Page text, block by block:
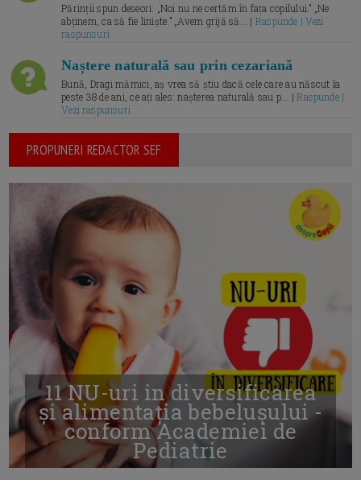
Părinții spun deseori: „Noi nu ne certăm în fața copilului.” „Ne
abținem, ca să fie liniște.” „Avem grijă să... | Raspunde | Vezi
raspunsuri
Naștere naturală sau prin cezariană
Bună, Dragi mămici, aș vrea să știu dacă cele care au născut la
peste 38 de ani, ce ați ales: nașterea naturală sau p... |Raspunde |
Vezi raspunsuri
PROPUNERI REDACTOR SEF
11 NU-uri in diversificarea
și alimentația bebelușului -
conform Academiei de
Pediatrie